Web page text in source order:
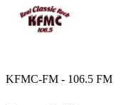
KFMC-FM - 106.5 FM